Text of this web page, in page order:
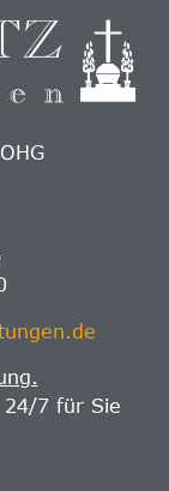
24/7 für Sie